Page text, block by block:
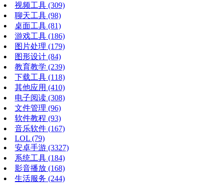
视频工具 (309)
聊天工具 (98)
桌面工具 (81)
游戏工具 (186)
图片处理 (179)
图形设计 (84)
教育教学 (239)
下载工具 (118)
其他应用 (410)
电子阅读 (308)
文件管理 (96)
软件教程 (93)
音乐软件 (167)
LOL (79)
安卓手游 (3327)
系统工具 (184)
影音播放 (168)
生活服务 (244)